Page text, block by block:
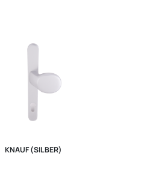
KNAUF (SILBER)